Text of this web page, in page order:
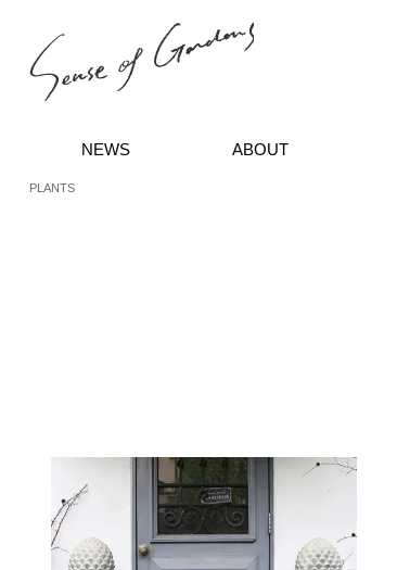
NEWS ABOUT
PLANTS